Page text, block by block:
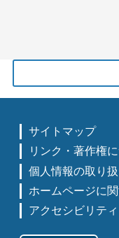
サイトマップ
リンク・著作権
個人情報の取り
ホームページに
アクセシビリティ